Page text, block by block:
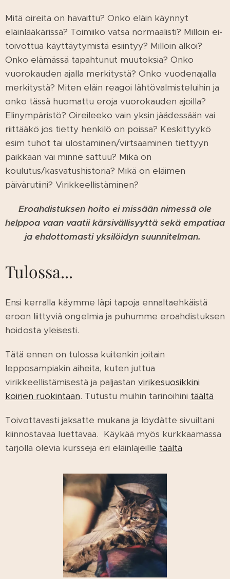
Mitä oireita on havaittu? Onko eläin käynnyt
eläinlääkärissä? Toimiiko vatsa normaalisti? Milloin ei-
toivottua käyttäytymistä esiintyy? Milloin alkoi?
Onko elämässä tapahtunut muutoksia? Onko
vuorokauden ajalla merkitystä? Onko vuodenajalla
merkitystä? Miten eläin reagoi lähtövalmisteluihin ja
onko tässä huomattu eroja vuorokauden ajoilla?
Elinympäristö? Oireileeko vain yksin jäädessään vai
riittääkö jos tietty henkilö on poissa? Keskittyykö
esim tuhot tai ulostaminen/virtsaaminen tiettyyn
paikkaan vai minne sattuu? Mikä on
koulutus/kasvatushistoria? Mikä on eläimen
päivärutiini? Virikkeellistäminen?
Eroahdistuksen hoito ei missään nimessä ole
helppoa vaan vaatii kärsivällisyyttä sekä empatiaa
ja ehdottomasti yksilöidyn suunnitelman.
Tulossa...
Ensi kerralla käymme läpi tapoja ennaltaehkäistä
eroon liittyviä ongelmia ja puhumme eroahdistuksen
hoidosta yleisesti.
Tätä ennen on tulossa kuitenkin joitain
lepposampiakin aiheita, kuten juttua
virikkeellistämisestä ja paljastan virikesuosikkini
koirien ruokintaan. Tutustu muihin tarinoihini täältä
Toivottavasti jaksatte mukana ja löydätte sivuiltani
kiinnostavaa luettavaa. Käykää myös kurkkaamassa
tarjolla olevia kursseja eri eläinlajeille täältä